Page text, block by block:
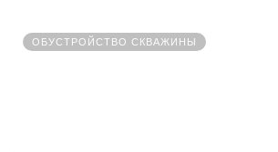
ОБУСТРОЙСТВО СКВАЖИНЫ